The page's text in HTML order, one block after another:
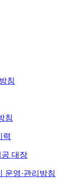
침
침
력
공 대장
운영·관리방침